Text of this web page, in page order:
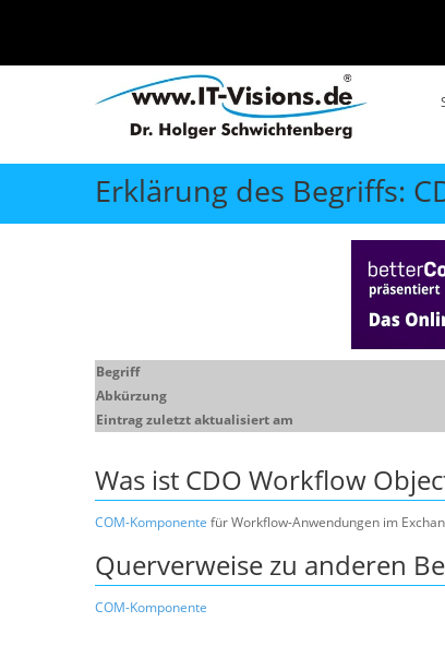
Erklärung des Begriffs:
Begriff
Abkürzung
Eintrag zuletzt aktualisiert am
Was ist CDO Workflow
COM-Komponente für Workflow-Anwendungen im
Querverweise zu anderen
COM-Komponente